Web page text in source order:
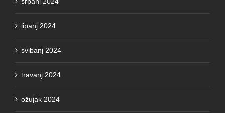
lipanj 2024
svibanj 2024
travanj 2024
ožujak 2024
veljača 2024